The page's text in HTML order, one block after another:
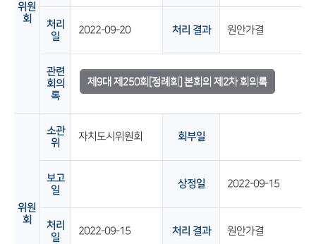
위원
회
처리
일
2022-09-20 처리 결과 원안가결
관련
회의
록
제9대 제250회[정례회] 본회의 제2차 회의록
위원
회
소관
위
자치도시위원회 회부일
보고
일
상정일 2022-09-15
처리
일
2022-09-15 처리 결과 원안가결